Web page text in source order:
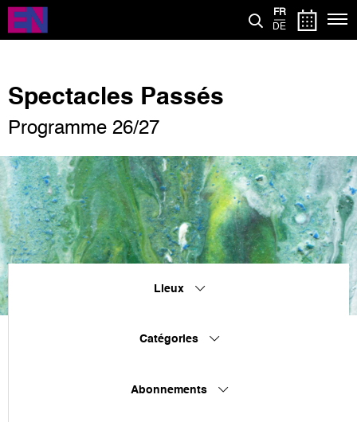
Aller
contenu
FR
DE
Spectacles Passés
Programme 26/27
Lieux
Catégories
Abonnements